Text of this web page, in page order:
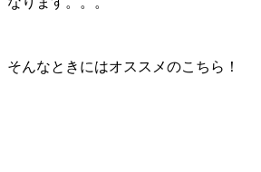
そんなときにはオススメのこちら！